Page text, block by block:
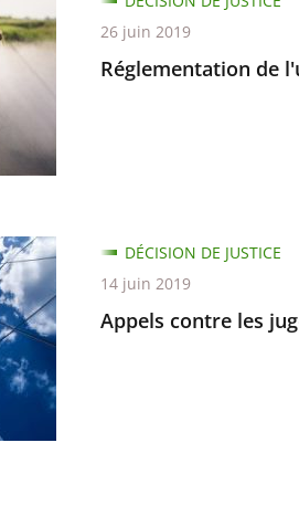
Réglementation de
26 juin 2019
Appels contre les
DÉCISION DE JUSTICE
14 juin 2019